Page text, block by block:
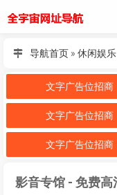
导航首页 » 休闲娱乐
文字广告位招商
文字广告位招商
文字广告位招商